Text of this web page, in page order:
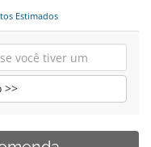
Estimados
>>